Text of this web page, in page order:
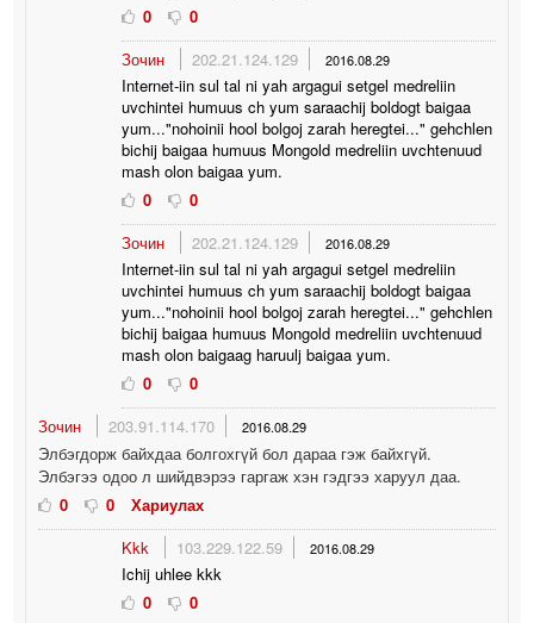
0
0
Зочин
202.21.124.129 2016.08.29
Internet-iin sul tal ni yah argagui setgel medreliin
uvchintei humuus ch yum saraachij boldogt baigaa
yum..."nohoinii hool bolgoj zarah heregtei..." gehchlen
bichij baigaa humuus Mongold medreliin uvchtenuud
mash olon baigaa yum.
0
0
Зочин
202.21.124.129 2016.08.29
Internet-iin sul tal ni yah argagui setgel medreliin
uvchintei humuus ch yum saraachij boldogt baigaa
yum..."nohoinii hool bolgoj zarah heregtei..." gehchlen
bichij baigaa humuus Mongold medreliin uvchtenuud
mash olon baigaag haruulj baigaa yum.
0
0
Зочин
203.91.114.170 2016.08.29
Элбэгдорж байхдаа болгохгүй бол дараа гэж байхгүй.
Элбэгээ одоо л шийдвэрээ гаргаж хэн гэдгээ харуул даа.
0
0
Хариулах
Kkk
103.229.122.59 2016.08.29
Ichij uhlee kkk
0
0